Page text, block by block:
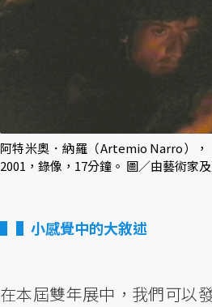
阿特米奧．納羅（Artemio Narro），
2001，錄像，17分鐘。 圖／由藝術家
▌小感覺中的大敘述
在本屆雙年展中，我們可以